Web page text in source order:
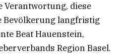
Verantwortung, diese
langfristig
Beat Hauenstein,
Region Basel.